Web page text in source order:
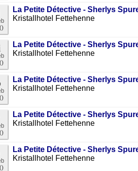
La Petite Détective - Sherlys
Kristallhotel Fettehenne
La Petite Détective - Sherlys
Kristallhotel Fettehenne
La Petite Détective - Sherlys
Kristallhotel Fettehenne
La Petite Détective - Sherlys
Kristallhotel Fettehenne
La Petite Détective - Sherlys
Kristallhotel Fettehenne